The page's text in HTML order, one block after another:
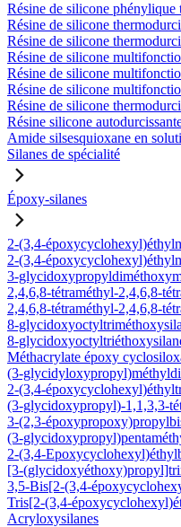
Résine de silicone
Résine de silicone
Résine de silicone
Résine de silicone
Résine de silicone
Résine de silicone
Résine de silicone
Résine silicone
Amide silsesquioxane en
Silanes de spécialité
Époxy-silanes
2-(3,4-
2-(3,4-
3-
2,4,6,8-tétraméthyl-2,4,6,8-
2,4,6,8-tétraméthyl-2,4,6,8-
8-
8-
Méthacrylate époxy
(3-
2-(3,4-
(3-glycidoxypropyl)-1,1,3,3-
3-(2,3-
(3-
2-(3,4-
[3-
3,5-Bis[2-(3,4-
Tris[2-(3,4-
Acryloxysilanes